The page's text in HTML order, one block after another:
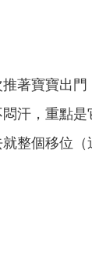
推著寶寶出
悶汗，重點
就整個移位